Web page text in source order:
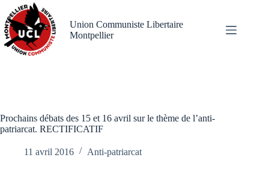
Passer
au
contenu
Union Communiste Libertaire
Montpellier
Prochains débats des 15 et 16 avril sur le thème de l’anti-
patriarcat. RECTIFICATIF
11 avril 2016 Anti-patriarcat